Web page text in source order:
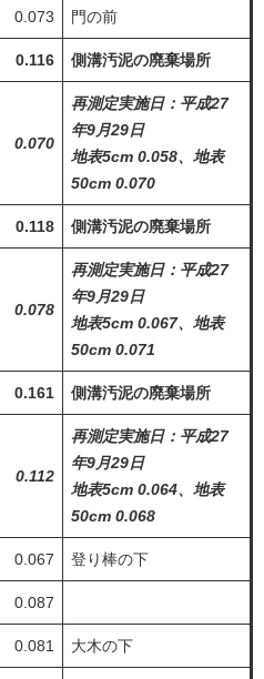
0.073 門の前
0.116 側溝汚泥の廃棄場所
0.070
再測定実施日：平成27
年9月29日
地表5cm 0.058、地表
50cm 0.070
0.118 側溝汚泥の廃棄場所
0.078
再測定実施日：平成27
年9月29日
地表5cm 0.067、地表
50cm 0.071
0.161 側溝汚泥の廃棄場所
0.112
再測定実施日：平成27
年9月29日
地表5cm 0.064、地表
50cm 0.068
0.067 登り棒の下
0.087
0.081 大木の下